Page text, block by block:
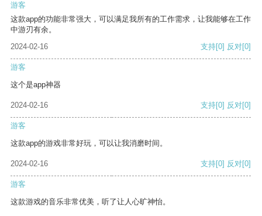
游客
这款app的功能非常强大，可以满足我所有的工作需求，让我能够在工作
中游刃有余。
2024-02-16
支持[0] 反对[0]
游客
这个是app神器
2024-02-16 支持[0] 反对[0]
游客
这款app的游戏非常好玩，可以让我消磨时间。
2024-02-16 支持[0] 反对[0]
游客
这款游戏的音乐非常优美，听了让人心旷神怡。